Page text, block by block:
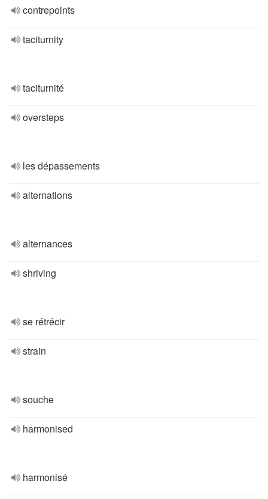
contrepoints
taciturnity
taciturnité
oversteps
les dépassements
alternations
alternances
shriving
se rétrécir
strain
souche
harmonised
harmonisé